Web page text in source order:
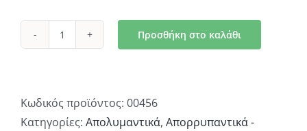
Οινόπνευμα
Προσθήκη στο καλάθι
Κωδικός προϊόντος: 00456
Κατηγορίες: Απολυμαντικά, Απορρυπαντικά -